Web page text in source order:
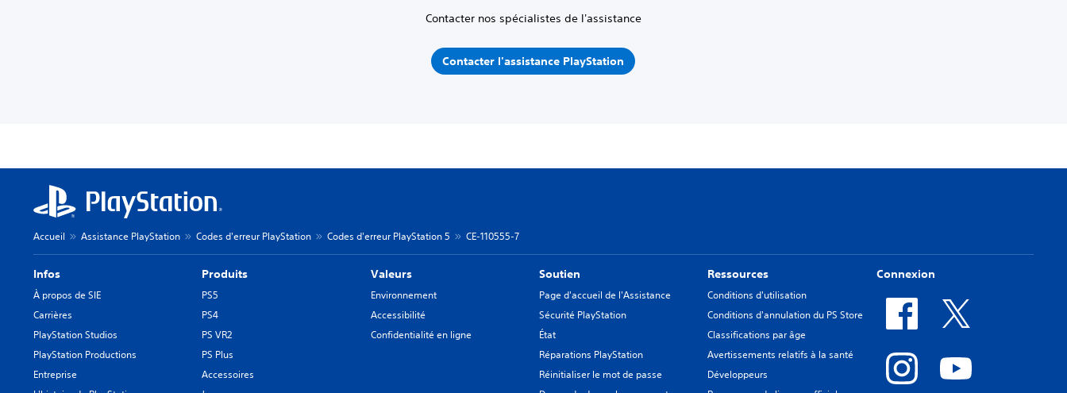
Contacter nos spécialistes de l'assistance
Contacter l'assistance PlayStation
Accueil Assistance PlayStation Codes d'erreur PlayStation Codes d'erreur PlayStation 5 CE-110555-7
Infos
À propos de SIE
Carrières
PlayStation Studios
PlayStation Productions
Entreprise
Produits
PS5
PS4
PS VR2
PS Plus
Accessoires
Valeurs
Environnement
Accessibilité
Confidentialité en ligne
Soutien
Page d'accueil de l'Assistance
Sécurité PlayStation
État
Réparations PlayStation
Réinitialiser le mot de passe
Ressources
Conditions d'utilisation
Conditions d'annulation du PS Store
Classifications par âge
Avertissements relatifs à la santé
Développeurs
Connexion